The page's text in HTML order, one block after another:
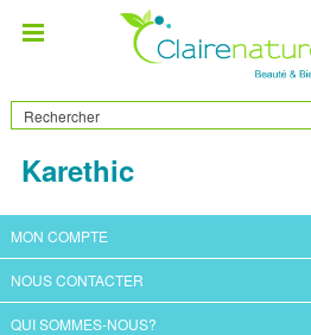
Karethic
MON COMPTE
NOUS CONTACTER
QUI SOMMES-NOUS?